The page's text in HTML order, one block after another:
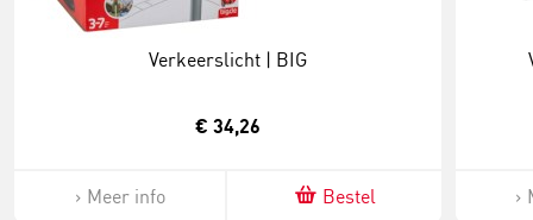
Verkeerslicht | BIG
€ 34,26
Meer info Bestel